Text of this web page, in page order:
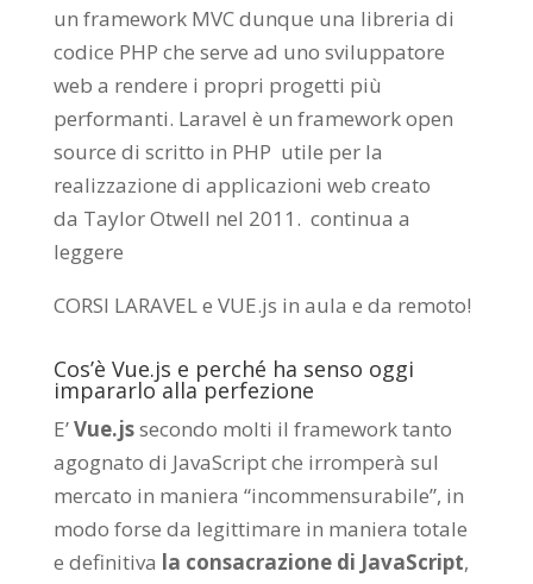
un framework MVC dunque una libreria di
codice PHP che serve ad uno sviluppatore
web a rendere i propri progetti più
performanti. Laravel è un framework open
source di scritto in PHP utile per la
realizzazione di applicazioni web creato
da Taylor Otwell nel 2011. continua a
leggere
CORSI LARAVEL e VUE.js in aula e da remoto!
Cos’è Vue.js e perché ha senso oggi
impararlo alla perfezione
E’Vue.jssecondo molti il framework tanto
agognato di JavaScript che irromperà sul
mercato in maniera “incommensurabile”, in
modo forse da legittimare in maniera totale
e definitiva la consacrazione di JavaScript,